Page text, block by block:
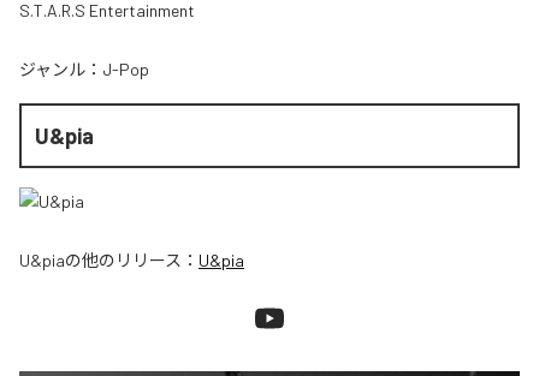
S.T.A.R.S Entertainment
ジャンル： J-Pop
U&pia
U&piaの他のリリース： U&pia